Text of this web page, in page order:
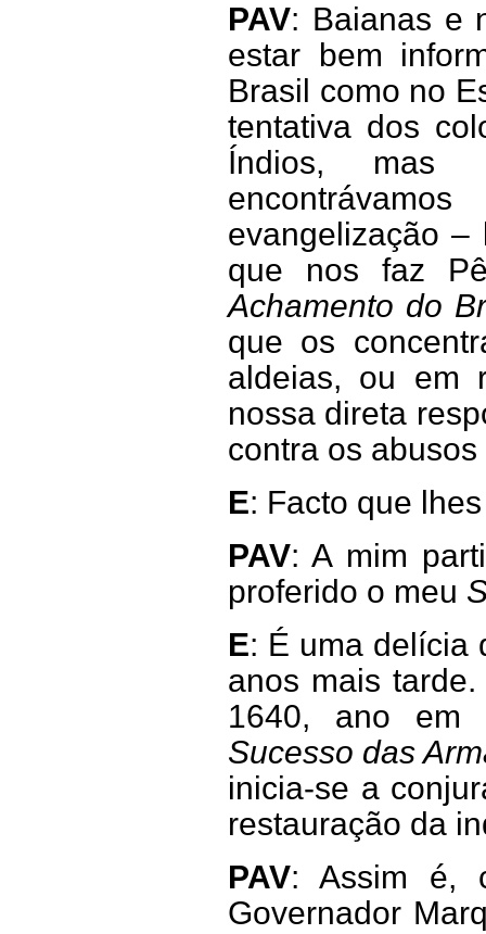
PAV: Baianas e
estar bem
Brasil como no
tentativa dos
Índios, mas
evangelização –
que nos faz
Achamento do
que os
aldeias, ou em
nossa direta
contra os
E: Facto que
PAV: A mim
proferido o meu
E: É uma delícia
anos mais
1640, ano
Sucesso das
inicia-se a
restauração da
PAV: Assim é,
Governador